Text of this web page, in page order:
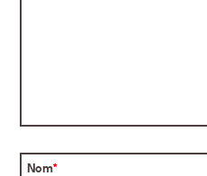
Nom*